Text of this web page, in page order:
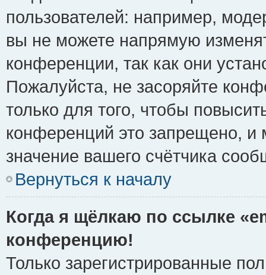
пользователей: например,
вы не можете напрямую
конференции, так как они
Пожалуйста, не засоряйте
только для того, чтобы
конференций это запрещено, и
значение вашего счётчика
Вернуться к началу
Когда я щёлкаю по ссылке
конференцию!
Только зарегистрированные